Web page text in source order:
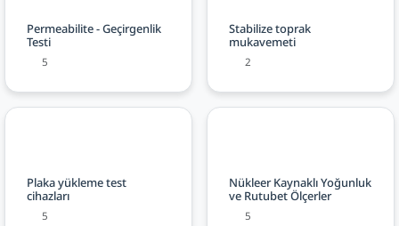
Permeabilite - Geçirgenlik
Testi
5
Stabilize toprak
mukavemeti
2
Plaka yükleme test
cihazları
5
Nükleer Kaynaklı Yoğunluk
ve Rutubet Ölçerler
5